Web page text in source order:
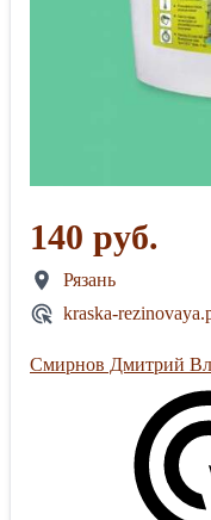
140 руб.
Рязань
kraska-
Смирнов Дмитрий